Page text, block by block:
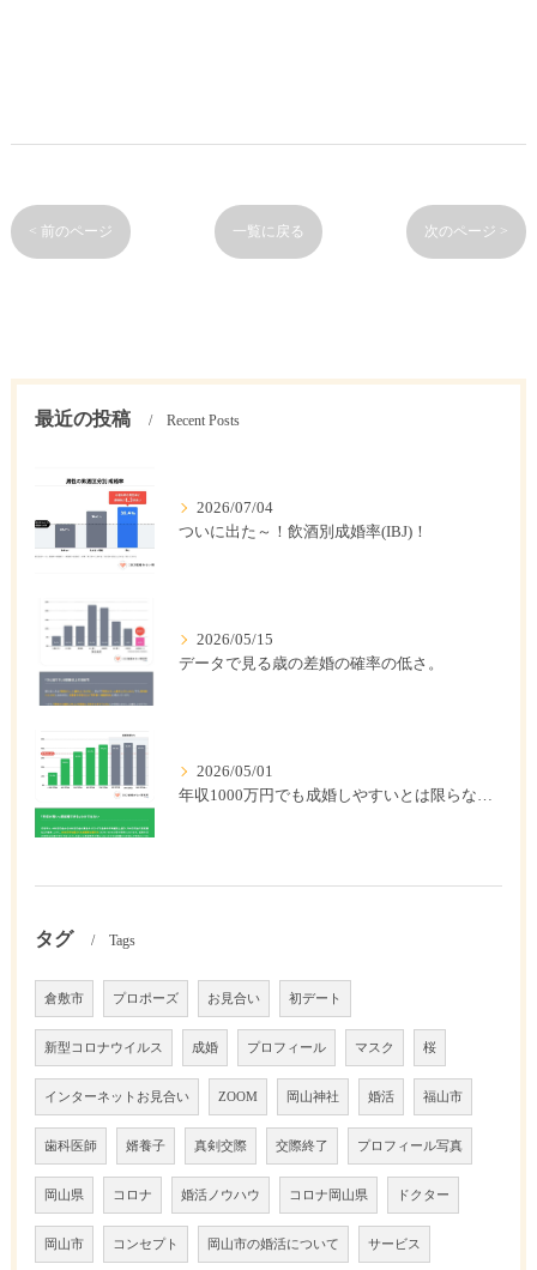
< 前のページ 一覧に戻る 次のページ >
最近の投稿 Recent Posts
2026/07/04
ついに出た～！飲酒別成婚率(IBJ)！
2026/05/15
データで見る歳の差婚の確率の低さ。
2026/05/01
タグ Tags
倉敷市 プロポーズ お見合い 初デート
新型コロナウイルス 成婚 プロフィール マスク 桜
インターネットお見合い ZOOM 岡山神社 婚活 福山市
歯科医師 婿養子 真剣交際 交際終了 プロフィール写真
岡山県 コロナ 婚活ノウハウ コロナ岡山県 ドクター
岡山市 コンセプト 岡山市の婚活について サービス